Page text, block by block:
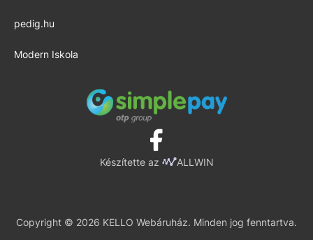
pedig.hu
Modern Iskola
Készítette az ALLWIN
Copyright © 2026 KELLO Webáruház. Minden jog fenntartva.